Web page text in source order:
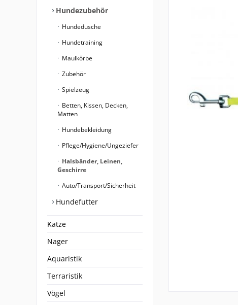
Hundezubehör
Hundedusche
Hundetraining
Maulkörbe
Zubehör
Spielzeug
Betten, Kissen, Decken,
Matten
Hundebekleidung
Pflege/Hygiene/Ungeziefer
Halsbänder, Leinen,
Geschirre
Auto/Transport/Sicherheit
Hundefutter
Katze
Nager
Aquaristik
Terraristik
Vögel